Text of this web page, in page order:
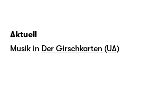
Aktuell
Musik in Der Girschkarten (UA)